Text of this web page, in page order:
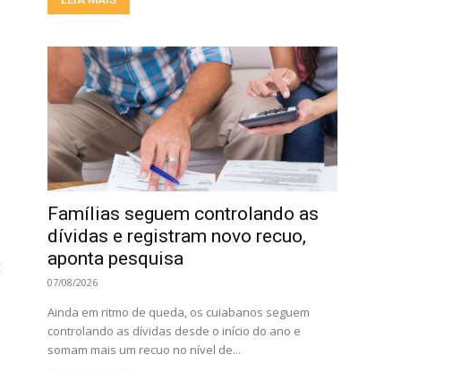
Famílias seguem controlando as
dívidas e registram novo recuo,
aponta pesquisa
07/08/2026
Ainda em ritmo de queda, os cuiabanos seguem
controlando as dívidas desde o início do ano e
somam mais um recuo no nível de...